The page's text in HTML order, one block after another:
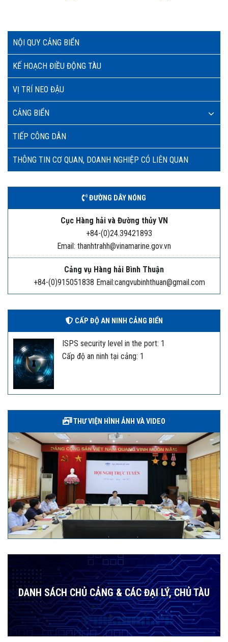
NỘI QUY CẢNG BIỂN
KẾ HOẠCH ĐIỀU ĐỘNG TÀU
VỊ TRÍ NEO ĐẬU
CẢNG BIỂN
TIẾP CÔNG DÂN
THÔNG TIN CƠ QUAN, DOANH NGHIỆP CÓ LIÊN QUAN
ĐƯỜNG DÂY NÓNG
Cục Hàng hải và Đường thủy VN
+84-(0)24.39421893
Email: thanhtrahh@vinamarine.gov.vn
Cảng vụ Hàng hải Bình Thuận
+84-(0)915051838 Email:cangvubinhthuan@gmail.com
CẤP ĐỘ AN NINH CẢNG BIỂN
ISPS security level in the port: 1
Cấp độ an ninh tại cảng: 1
THƯ VIỆN HÌNH ẢNH VÀ VIDEO
DANH SÁCH CHỦ CẢNG & CÁC ĐẠI LÝ, CHỦ TÀU